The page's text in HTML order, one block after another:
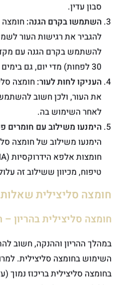
סבון עדין.
השתמשו בקרם הגנה: חומצה
להגביר את רגישות העור
30 לפחות) מדי יום, גם בימים מעוננים.
העניקו לחות לעור: חומצה
את העור, ולכן חשוב
לאחר השימוש בה.
הימנעו משילוב עם חומרים
הימנעו משילוב של חומצה
טיפוח, מכיוון ששילוב זה
חומצה סליצילית
חומצה סליצילית בהריון
במהלך ההריון וההנקה, חשוב
השימוש בחומצה סליצילית.